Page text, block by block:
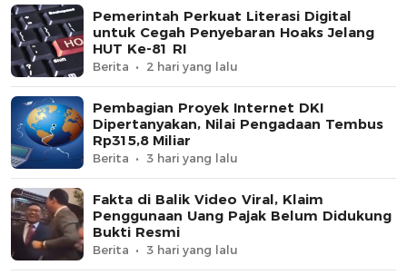
Pemerintah Perkuat Literasi Digital
untuk Cegah Penyebaran Hoaks Jelang
HUT Ke-81 RI
Berita 2 hari yang lalu
Pembagian Proyek Internet DKI
Dipertanyakan, Nilai Pengadaan Tembus
Rp315,8 Miliar
Berita 3 hari yang lalu
Fakta di Balik Video Viral, Klaim
Penggunaan Uang Pajak Belum Didukung
Bukti Resmi
Berita 3 hari yang lalu